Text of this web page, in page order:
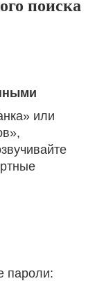
поиска
или
пароли: